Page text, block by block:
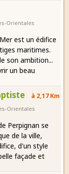
Orientales
est un édifice
maritimes.
son ambition...
un beau
à 2,17 Km
Orientales
Perpignan se
de la ville,
d'un style
façade et